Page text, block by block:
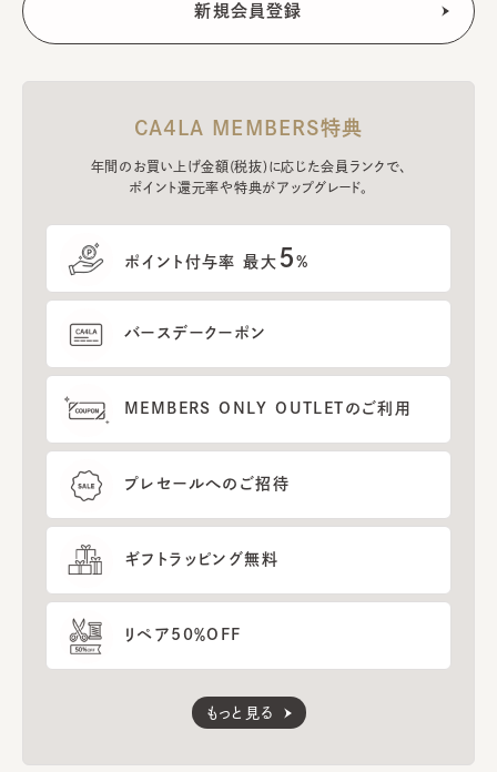
CA4LA MEMBERS特典
年間のお買い上げ金額(税抜)に応じた会員ランクで、
ポイント還元率や特典がアップグレード。
ポイント付与率 最大 5%
バースデークーポン
MEMBERS ONLY OUTLETのご利用
プレセールへのご招待
ギフトラッピング無料
リペア50％OFF
もっと見る